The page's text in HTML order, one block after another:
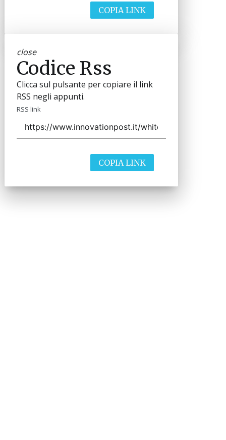
COPIA LINK
close
Codice Rss
Clicca sul pulsante per copiare il link
RSS negli appunti.
RSS link
COPIA LINK